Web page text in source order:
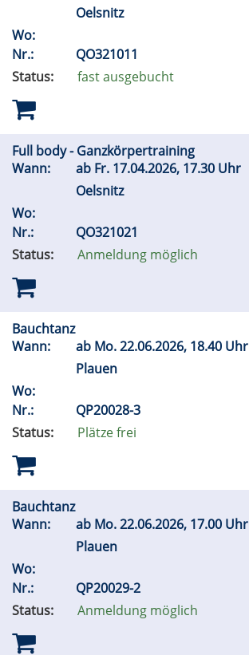
Oelsnitz
Wo:
Nr.:
QO321011
Status:
fast ausgebucht
Full body - Ganzkörpertraining
Wann:
ab Fr. 17.04.2026, 17.30 Uhr
Oelsnitz
Wo:
Nr.:
QO321021
Status:
Anmeldung möglich
Bauchtanz
Wann:
ab Mo.22.06.2026, 18.40 Uhr
Plauen
Wo:
Nr.:
QP20028-3
Status:
Plätze frei
Bauchtanz
Wann:
ab Mo.22.06.2026, 17.00 Uhr
Plauen
Wo:
Nr.:
QP20029-2
Status:
Anmeldung möglich